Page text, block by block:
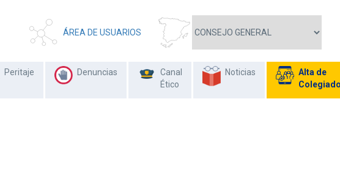
ÁREA DE USUARIOS
Peritaje Denuncias
Canal
Ético
Noticias
Alta de